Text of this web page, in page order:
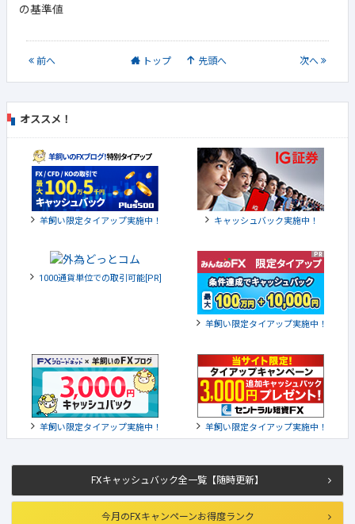
の基準値
前へ トップ 先頭へ 次へ
FXキャッシュバック全一覧【随時更新】
今月のFXキャンペーンお得度ランク
オススメ！
羊飼い限定タイアップ実施中！ キャッシュバック実施中！
1000通貨単位での取引可能[PR]
羊飼い限定タイアップ実施中！
羊飼い限定タイアップ実施中！ 羊飼い限定タイアップ実施中！